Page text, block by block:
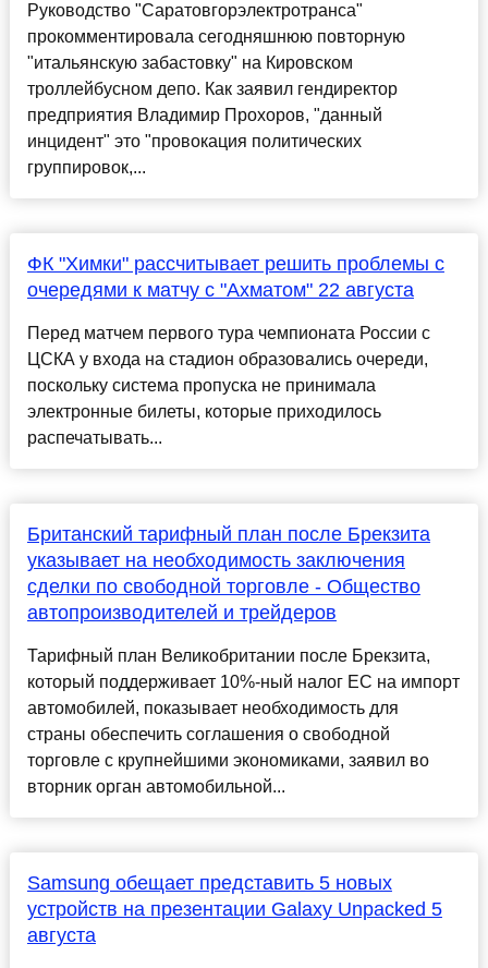
Руководство "Саратовгорэлектротранса"
прокомментировала сегодняшнюю повторную
"итальянскую забастовку" на Кировском
троллейбусном депо. Как заявил гендиректор
предприятия Владимир Прохоров, "данный
инцидент" это "провокация политических
группировок,...
ФК "Химки" рассчитывает решить проблемы с
очередями к матчу с "Ахматом" 22 августа
Перед матчем первого тура чемпионата России с
ЦСКА у входа на стадион образовались очереди,
поскольку система пропуска не принимала
электронные билеты, которые приходилось
распечатывать...
Британский тарифный план после Брекзита
указывает на необходимость заключения
сделки по свободной торговле - Общество
автопроизводителей и трейдеров
Тарифный план Великобритании после Брекзита,
который поддерживает 10%-ный налог ЕС на импорт
автомобилей, показывает необходимость для
страны обеспечить соглашения о свободной
торговле с крупнейшими экономиками, заявил во
вторник орган автомобильной...
Samsung обещает представить 5 новых
устройств на презентации Galaxy Unpacked 5
августа